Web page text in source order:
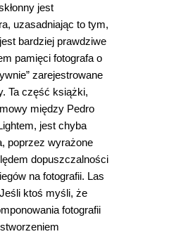
jest
uzasadniając to tym,
bardziej prawdziwe
pamięci fotografa o
zarejestrowane
Ta część książki,
między Pedro
jest chyba
poprzez wyrażone
dopuszczalności
na fotografii. Las
ktoś myśli, że
fotografii